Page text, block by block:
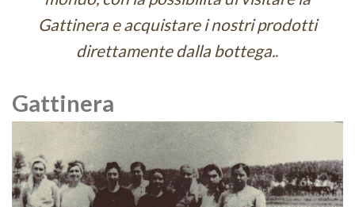
Gattinera e acquistare i nostri prodotti
direttamente dalla bottega..
Gattinera